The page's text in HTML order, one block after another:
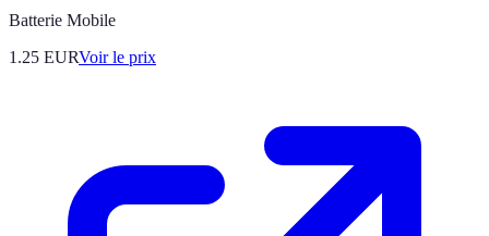
Batterie Mobile
1.25 EURVoir le prix